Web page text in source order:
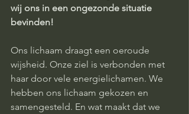
wij ons in een ongezonde situatie
bevinden!
Ons lichaam draagt een oeroude
wijsheid. Onze ziel is verbonden met
haar door vele energielichamen. We
hebben ons lichaam gekozen en
samengesteld. En wat maakt dat we